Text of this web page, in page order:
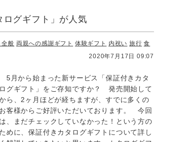
ログギフト」が人気
全般 両親への感謝ギフト 体験ギフト 内祝い 旅行 食
2020年7月17日 09:07
5月から始まった新サービス「保証付きカタ
ログギフト」をご存知ですか？ 発売開始して
ら、2ヶ月ほどが経ちますが、すでに多くの
お客様からご好評いただいております。 今回
は、まだチェックしていなかった！という方の
ために、保証付きカタログギフトについて詳し